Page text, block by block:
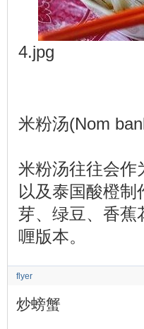
4.jpg
米粉汤(Nom
米粉汤往往会作
以及泰国酸橙
芽、绿豆、香蕉
喱版本。
flyer
炒螃蟹